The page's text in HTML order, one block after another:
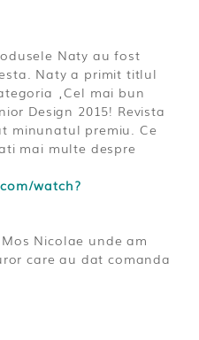
Naty au fost
Naty a primit titlul
„Cel mai bun
Design 2015! Revista
minunatul premiu. Ce
mai multe despre
watch?
Nicolae unde am
care au dat comanda